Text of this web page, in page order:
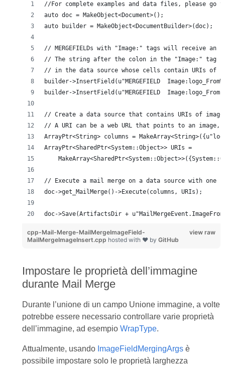
//For complete examples and data files, please go
auto doc = MakeObject<Document>();
auto builder = MakeObject<DocumentBuilder>(doc);
// MERGEFIELDs with "Image:" tags will receive an
// The string after the colon in the "Image:" tag
// in the data source whose cells contain URIs of
builder->InsertField(u"MERGEFIELD
builder->InsertField(u"MERGEFIELD
// Create a data source that contains URIs of
// A URI can be a web URL that points to an
ArrayPtr<String> columns =
ArrayPtr<SharedPtr<System::Object>> URIs =
// Execute a mail merge on a data source with one
doc->get_MailMerge()->Execute(columns, URIs);
doc->Save(ArtifactsDir +
view raw
cpp-Mail-Merge-MailMergeImageField-
MailMergeImageInsert.cpp hosted with ❤ by GitHub
Impostare le proprietà dell’immagine
durante Mail Merge
Durante l’unione di un campo Unione immagine, a volte
potrebbe essere necessario controllare varie proprietà
dell’immagine, ad esempio WrapType.
Attualmente, usando ImageFieldMergingArgsè
possibile impostare solo le proprietà larghezza